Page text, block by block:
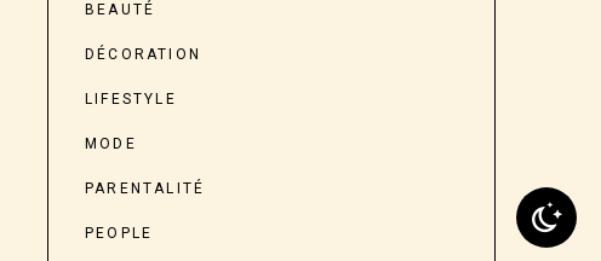
BEAUTÉ
DÉCORATION
LIFESTYLE
MODE
PARENTALITÉ
PEOPLE